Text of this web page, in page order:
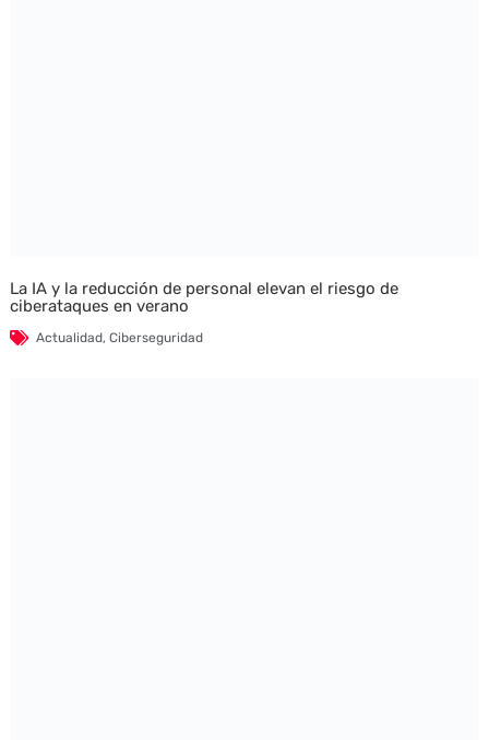
La IA y la reducción de personal elevan el riesgo de
ciberataques en verano
Actualidad, Ciberseguridad